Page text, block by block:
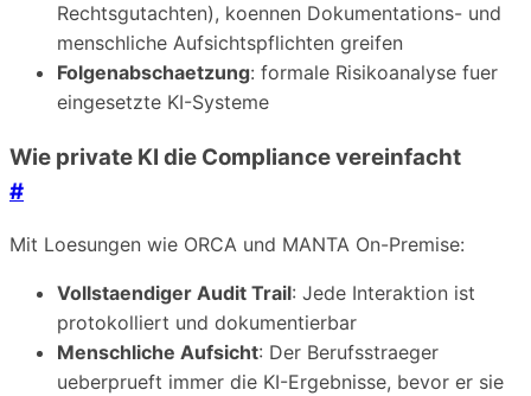
Rechtsgutachten), koennen Dokumentations- und
menschliche Aufsichtspflichten greifen
Folgenabschaetzung: formale Risikoanalyse fuer
eingesetzte KI-Systeme
Wie private KI die Compliance vereinfacht
#
Mit Loesungen wie ORCA und MANTA On-Premise:
Vollstaendiger Audit Trail: Jede Interaktion ist
protokolliert und dokumentierbar
Menschliche Aufsicht: Der Berufsstraeger
ueberprueft immer die KI-Ergebnisse, bevor er sie